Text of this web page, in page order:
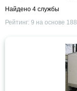
Найдено 4 службы
Рейтинг: 9 на основе 188